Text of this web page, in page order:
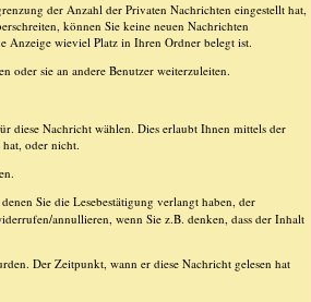
der Anzahl der Privaten Nachrichten eingestellt hat,
können Sie keine neuen Nachrichten
Anzeige wieviel Platz in Ihren Ordner belegt ist.
oder sie an andere Benutzer weiterzuleiten.
diese Nachricht wählen. Dies erlaubt Ihnen mittels der
oder nicht.
Sie die Lesebestätigung verlangt haben, der
annullieren, wenn Sie z.B. denken, dass der Inhalt
Der Zeitpunkt, wann er diese Nachricht gelesen hat